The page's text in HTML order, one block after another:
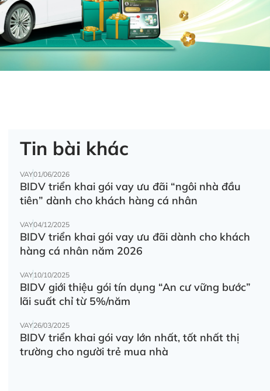
Tin bài khác
VAY01/06/2026
BIDV triển khai gói vay ưu đãi “ngôi nhà đầu
tiên” dành cho khách hàng cá nhân
VAY04/12/2025
BIDV triển khai gói vay ưu đãi dành cho khách
hàng cá nhân năm 2026
VAY10/10/2025
BIDV giới thiệu gói tín dụng “An cư vững bước”
lãi suất chỉ từ 5%/năm
VAY26/03/2025
BIDV triển khai gói vay lớn nhất, tốt nhất thị
trường cho người trẻ mua nhà